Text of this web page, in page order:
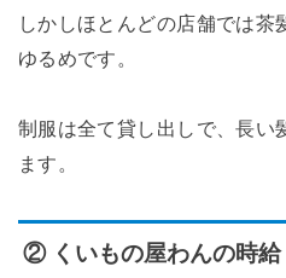
しかしほとんどの店舗では
ゆるめです。
制服は全て貸し出しで、長い
ます。
② くいもの屋わんの時給